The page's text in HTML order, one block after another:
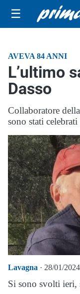
☰
AVEVA 84 ANNI
L’ultimo
Dasso
Collaboratore
sono stati
Lavagna · 28/01/
Si sono svolti ieri,